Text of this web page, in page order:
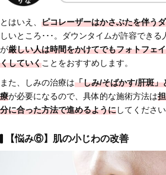
とはいえ、 ピコレーザーはかさぶたを伴う
しいところ･･･。ダウンタイムが許容でき
が厳しい人は時間をかけてでもフォトフェ
くしていくことをおすすめします。
また、しみの治療は「しみ/そばかす/肝斑」
療が必要になるので、具体的な施術方法は
分に合った方法で進めるようにしてください
【悩み⑥】肌の小じわの改善